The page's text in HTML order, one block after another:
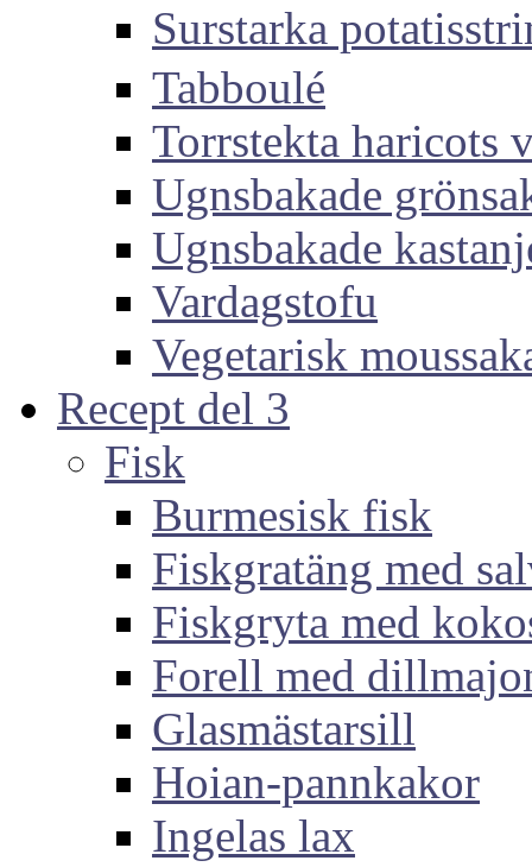
Surstarka
Tabboulé
Torrstekta haricots
Ugnsbakade
Ugnsbakade
Vardagstofu
Vegetarisk
Recept del 3
Fisk
Burmesisk fisk
Fiskgratäng med
Fiskgryta med
Forell med
Glasmästarsill
Hoian-pannkakor
Ingelas lax